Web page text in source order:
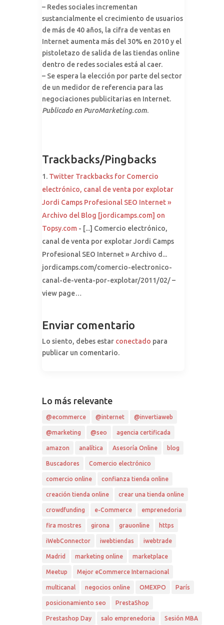
– Redes sociales incrementan
sustancialmente el crecimiento de usuarios
de más de 40 años, la cifra de ventas en
Internet aumenta más del 30% en 2010 y el
pistoletazo de salida de las tiendas online
dentro de redes sociales está al caer.
– Se espera la elección por parte del sector
de un medidor de referencia para las
negociaciones publicitarias en Internet.
Publicado en PuroMarketing.com.
Trackbacks/Pingbacks
Twitter Trackbacks for Comercio
electrónico, canal de venta por explotar
Jordi Camps Profesional SEO Internet »
Archivo del Blog [jordicamps.com] on
Topsy.com - [...] Comercio electrónico,
canal de venta por explotar Jordi Camps
Profesional SEO Internet » Archivo d...
jordicamps.com/comercio-electronico-
canal-de-venta-por-explotar/2011/02/ –
view page…
Enviar comentario
Lo siento, debes estar conectado para
publicar un comentario.
Lo más relevante
@ecommerce @internet @invertiaweb
@marketing @seo agencia certificada
amazon analítica Asesoría Online blog
Buscadores Comercio electrónico
comercio online confianza tienda online
creación tienda online crear una tienda online
crowdfunding e-Commerce emprenedoria
fira mostres girona grauonline https
iWebConnector iwebtiendas iwebtrade
Madrid marketing online marketplace
Meetup Mejor eCommerce Internacional
multicanal negocios online OMEXPO París
posicionamiento seo PrestaShop
Prestashop Day salo emprenedoria Sesión MBA